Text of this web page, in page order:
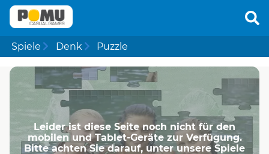
Spiele Denk Puzzle
Leider ist diese Seite noch nicht für den
mobilen und Tablet-Geräte zur Verfügung.
Bitte achten Sie darauf, unter unsere Spiele